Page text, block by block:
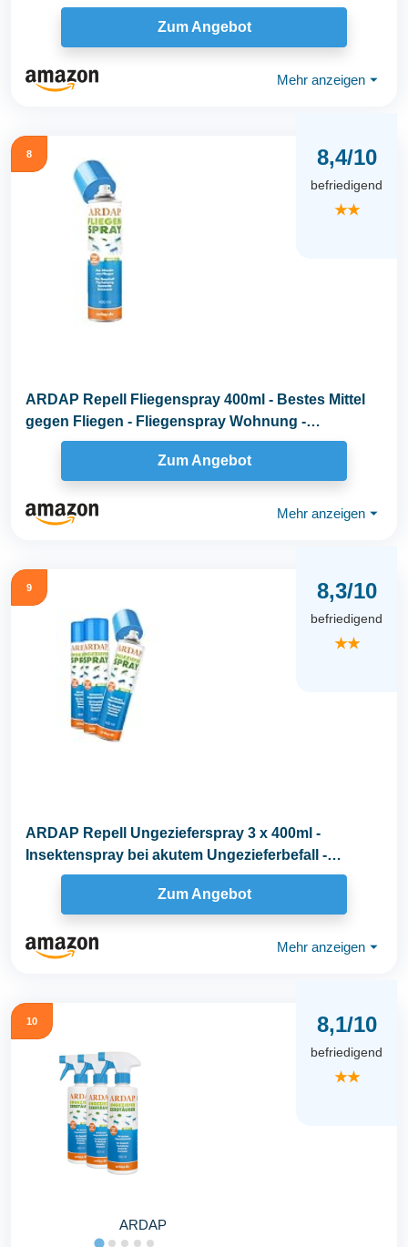
Fliegenspray...
Zum Angebot
Mehr anzeigen ⏷
8 8,4/10
befriedigend
★★
ARDAP Repell Fliegenspray 400ml - Bestes Mittel
gegen Fliegen - Fliegenspray Wohnung -
Insektenspray...
Zum Angebot
Mehr anzeigen ⏷
9 8,3/10
befriedigend
★★
ARDAP Repell Ungezieferspray 3 x 400ml -
Insektenspray bei akutem Ungezieferbefall -
Abwehrend bei...
Zum Angebot
Mehr anzeigen ⏷
10
ARDAP
8,1/10
befriedigend
★★